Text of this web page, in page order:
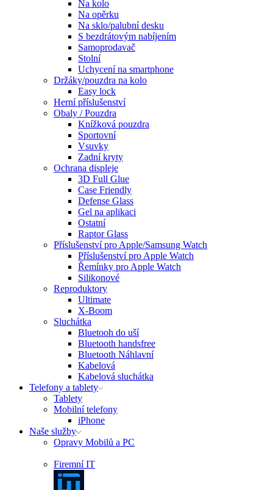
Na kolo
Na opěrku
Na sklo/palubní desku
S bezdrátovým nabíjením
Samoprodavač
Stolní
Uchycení na smartphone
Držáky/pouzdra na kolo
Easy lock
Herní příslušenství
Obaly / Pouzdra
Knížková pouzdra
Sportovní
Vsuvky
Zadní kryty
Ochrana displeje
3D Full Glue
Case Friendly
Defense Glass
Gel na aplikaci
Ostatní
Raptor Glass
Příslušenství pro Apple/Samsung Watch
Příslušenství pro Apple Watch
Řemínky pro Apple Watch
Silikonové
Reproduktory
Ultimate
X-Boom
Sluchátka
Bluetooh do uší
Bluetooth handsfree
Bluetooth Náhlavní
Kabelová
Kabelová sluchátka
Telefony a tablety
Tablety
Mobilní telefony
iPhone
Naše služby
Opravy Mobilů a PC
Firemní IT